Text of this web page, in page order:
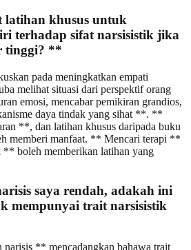
khusus untuk
terhadap sifat narsisistik jika
tinggi? **
pada meningkatkan empati
melihat situasi dari perspektif orang
emosi, mencabar pemikiran grandios,
daya tindak yang sihat **. **
**, dan latihan khusus daripada buku
memberi manfaat. ** Mencari terapi **
boleh memberikan latihan yang
saya rendah, adakah ini
mempunyai trait narsisistik
** mencadangkan bahawa trait